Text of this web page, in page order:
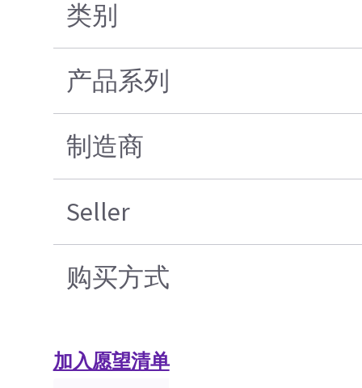
类别
产品系列
制造商
Seller
购买方式
加入愿望清单